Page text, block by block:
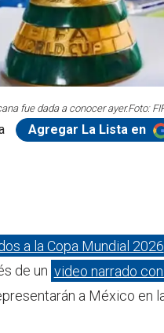
fue dada a conocer ayer.Foto:
Agregar La Lista en
a la Copa Mundial 2026
de un video narrado
a México en